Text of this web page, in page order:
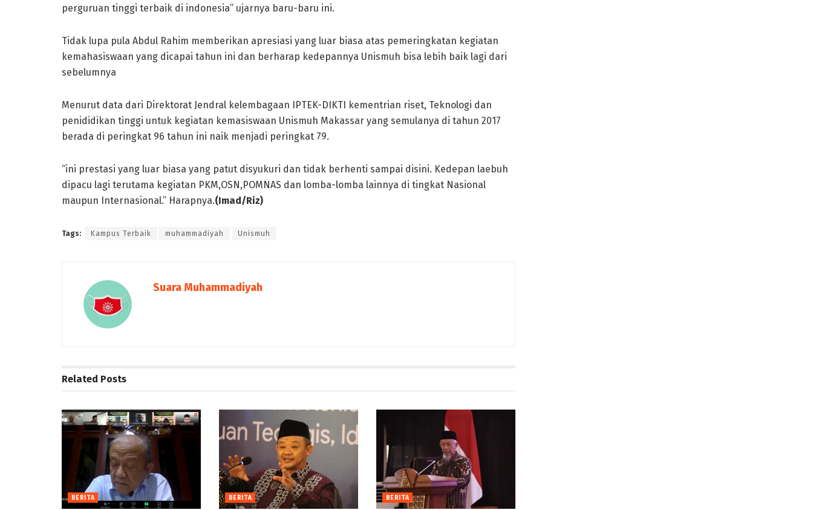
perguruan tinggi terbaik di indonesia” ujarnya baru-baru ini.
Tidak lupa pula Abdul Rahim memberikan apresiasi yang luar biasa atas pemeringkatan kegiatan
kemahasiswaan yang dicapai tahun ini dan berharap kedepannya Unismuh bisa lebih baik lagi dari
sebelumnya
Menurut data dari Direktorat Jendral kelembagaan IPTEK-DIKTI kementrian riset, Teknologi dan
penididikan tinggi untuk kegiatan kemasiswaan Unismuh Makassar yang semulanya di tahun 2017
berada di peringkat 96 tahun ini naik menjadi peringkat 79.
“ini prestasi yang luar biasa yang patut disyukuri dan tidak berhenti sampai disini. Kedepan laebuh
dipacu lagi terutama kegiatan PKM,OSN,POMNAS dan lomba-lomba lainnya di tingkat Nasional
maupun Internasional.” Harapnya.(Imad/Riz)
Tags: Kampus Terbaik muhammadiyah Unismuh
Suara Muhammadiyah
Related Posts
BERITA BERITA BERITA